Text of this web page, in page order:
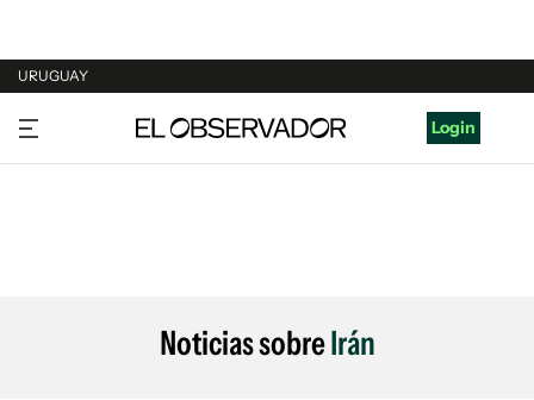
URUGUAY
URUGUAY
ARGENTINA
Login
Noticias sobreIrán